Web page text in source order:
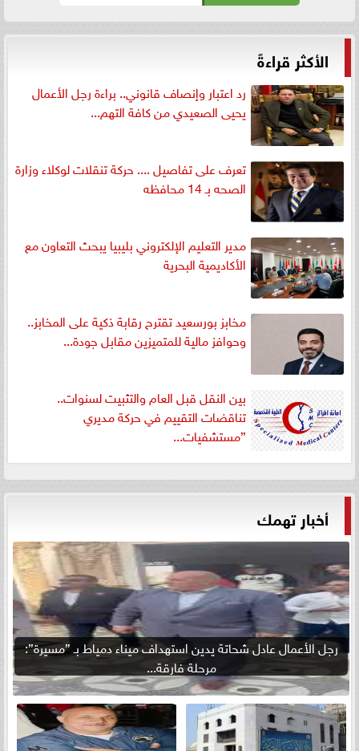
الأكثر قراءةً
رد اعتبار وإنصاف قانوني.. براءة رجل الأعمال
يحيى الصعيدي من كافة التهم...
تعرف على تفاصيل .... حركة تنقلات لوكلاء وزارة
الصحه بـ 14 محافظه
مدير التعليم الإلكتروني بليبيا يبحث التعاون مع
الأكاديمية البحرية
مخابز بورسعيد تقترح رقابة ذكية على المخابز..
وحوافز مالية للمتميزين مقابل جودة...
بين النقل قبل العام والتثبيت لسنوات..
تناقضات التقييم في حركة مديري
”مستشفيات...
أخبار تهمك
رجل الأعمال عادل شحاتة يدين استهداف ميناء دمياط بـ ”مسيرة”:
مرحلة فارقة...